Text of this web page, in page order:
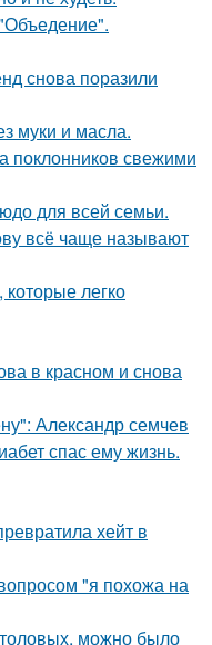
снова поразили
муки и масла.
поклонников свежими
для всей семьи.
всё чаще называют
легко
в красном и снова
Александр семчев
спас ему жизнь.
хейт в
"я похожа на
можно было